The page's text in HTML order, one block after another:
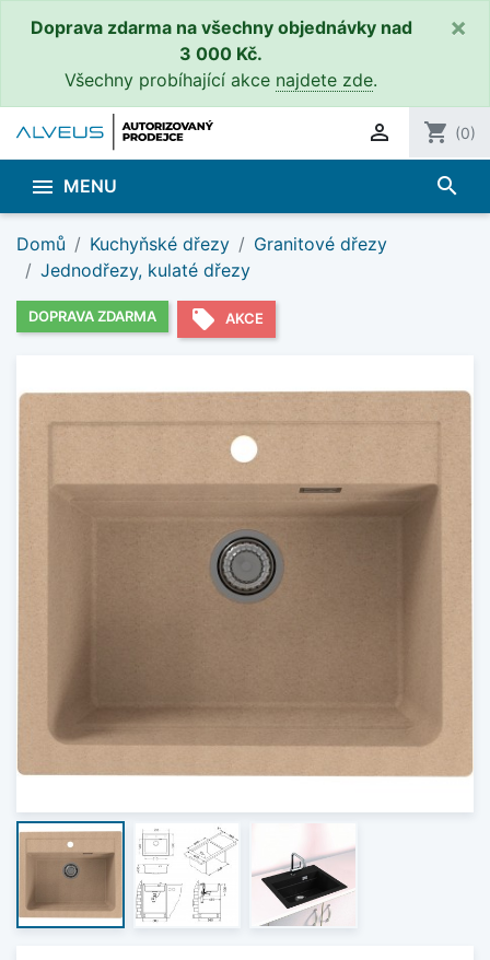
Doprava zdarma na všechny objednávky nad
3 000 Kč.
Všechny probíhající akce najdete zde.
×
 shopping_cart (0)
 MENU search
Domů Kuchyňské dřezy
Granitové dřezy
Jednodřezy, kulaté dřezy
DOPRAVA ZDARMA local_offer AKCE